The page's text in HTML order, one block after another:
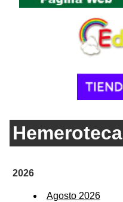
Hemeroteca
2026
Agosto 2026